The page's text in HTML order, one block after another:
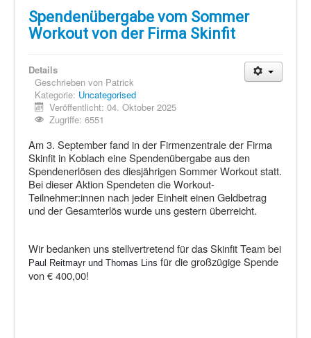
Schi Nordisch
Laufen
Datenschutz
Spendenübergabe vom Sommer
Workout von der Firma Skinfit
Details
Geschrieben von Patrick
Kategorie: Uncategorised
Veröffentlicht: 04. Oktober 2025
Zugriffe: 6551
Am 3. September fand in der Firmenzentrale der Firma
Skinfit in Koblach eine Spendenübergabe aus den
Spendenerlösen des diesjährigen Sommer Workout statt.
Bei dieser Aktion Spendeten die Workout-
Teilnehmer:innen nach jeder Einheit einen Geldbetrag
und der Gesamterlös wurde uns gestern überreicht.
Wir bedanken uns stellvertretend für das Skinfit Team bei
Paul Reitmayr und Thomas Lins für die großzügige Spende
von € 400,00!